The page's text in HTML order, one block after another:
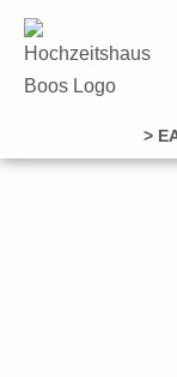
Zum
Inhalt
springen
>